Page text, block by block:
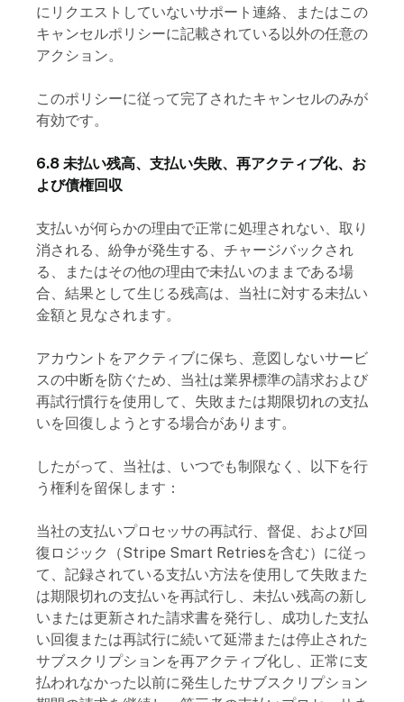
にリクエストしていないサポート連絡、またはこの
キャンセルポリシーに記載されている以外の任意の
アクション。
このポリシーに従って完了されたキャンセルのみが
有効です。
6.8 未払い残高、支払い失敗、再アクティブ化、お
よび債権回収
支払いが何らかの理由で正常に処理されない、取り
消される、紛争が発生する、チャージバックされ
る、またはその他の理由で未払いのままである場
合、結果として生じる残高は、当社に対する未払い
金額と見なされます。
アカウントをアクティブに保ち、意図しないサービ
スの中断を防ぐため、当社は業界標準の請求および
再試行慣行を使用して、失敗または期限切れの支払
いを回復しようとする場合があります。
したがって、当社は、いつでも制限なく、以下を行
う権利を留保します：
当社の支払いプロセッサの再試行、督促、および回
復ロジック（Stripe Smart Retriesを含む）に従っ
て、記録されている支払い方法を使用して失敗また
は期限切れの支払いを再試行し、未払い残高の新し
いまたは更新された請求書を発行し、成功した支払
い回復または再試行に続いて延滞または停止された
サブスクリプションを再アクティブ化し、正常に支
払われなかった以前に発生したサブスクリプション